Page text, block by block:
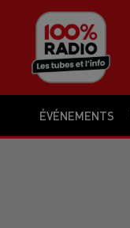
ÉVÉNEMENTS